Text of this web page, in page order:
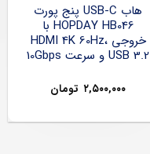
هاب USB-C پنج پورت
HOPDAY HB046 با
خروجی HDMI 4K 60Hz،
USB 3.2 و سرعت 10Gbps
۲,۵۰۰,۰۰۰ تومان